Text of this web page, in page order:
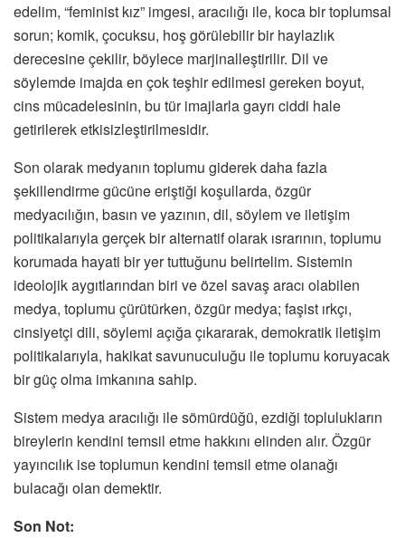
edelim, “feminist kız” imgesi, aracılığı ile, koca bir toplumsal
sorun; komik, çocuksu, hoş görülebilir bir haylazlık
derecesine çekilir, böylece marjinalleştirilir. Dil ve
söylemde imajda en çok teşhir edilmesi gereken boyut,
cins mücadelesinin, bu tür imajlarla gayrı ciddi hale
getirilerek etkisizleştirilmesidir.
Son olarak medyanın toplumu giderek daha fazla
şekillendirme gücüne eriştiği koşullarda, özgür
medyacılığın, basın ve yazının, dil, söylem ve iletişim
politikalarıyla gerçek bir alternatif olarak ısrarının, toplumu
korumada hayati bir yer tuttuğunu belirtelim. Sistemin
ideolojik aygıtlarından biri ve özel savaş aracı olabilen
medya, toplumu çürütürken, özgür medya; faşist ırkçı,
cinsiyetçi dili, söylemi açığa çıkararak, demokratik iletişim
politikalarıyla, hakikat savunuculuğu ile toplumu koruyacak
bir güç olma imkanına sahip.
Sistem medya aracılığı ile sömürdüğü, ezdiği toplulukların
bireylerin kendini temsil etme hakkını elinden alır. Özgür
yayıncılık ise toplumun kendini temsil etme olanağı
bulacağı olan demektir.
Son Not: